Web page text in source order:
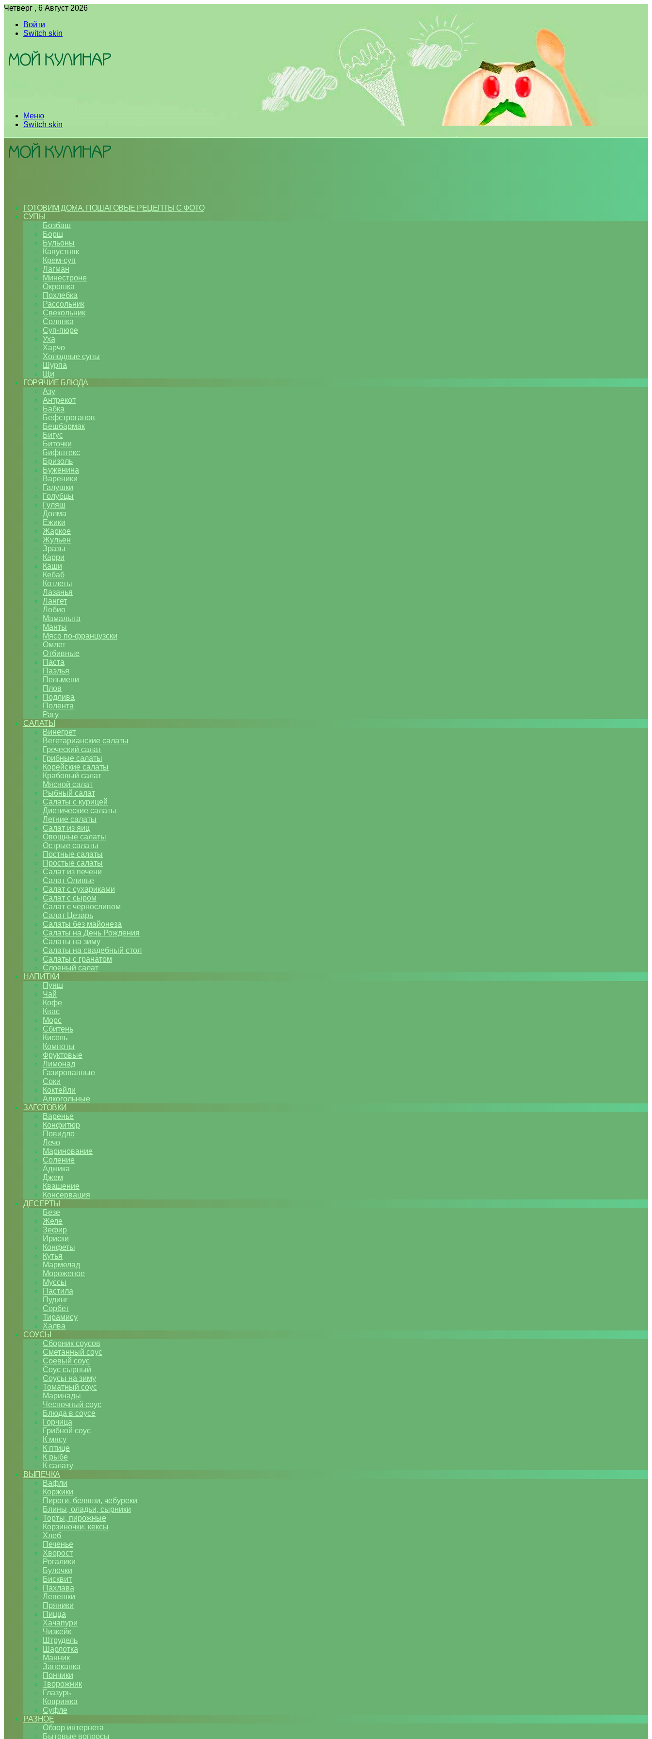
Четверг , 6 Август 2026
Войти
Switch skin
Меню
Switch skin
ГОТОВИМ ДОМА. ПОШАГОВЫЕ РЕЦЕПТЫ С ФОТО
СУПЫ
Бозбаш
Борщ
Бульоны
Капустняк
Крем-суп
Лагман
Минестроне
Окрошка
Похлебка
Рассольник
Свекольник
Солянка
Суп-пюре
Уха
Харчо
Холодные супы
Шурпа
Щи
ГОРЯЧИЕ БЛЮДА
Азу
Антрекот
Бабка
Бефстроганов
Бешбармак
Бигус
Биточки
Бифштекс
Бризоль
Буженина
Вареники
Галушки
Голубцы
Гуляш
Долма
Ежики
Жаркое
Жульен
Зразы
Карри
Каши
Кебаб
Котлеты
Лазанья
Лангет
Лобио
Мамалыга
Манты
Мясо по-французски
Омлет
Отбивные
Паста
Паэлья
Пельмени
Плов
Подлива
Полента
Рагу
САЛАТЫ
Винегрет
Вегетарианские салаты
Греческий салат
Грибные салаты
Корейские салаты
Крабовый салат
Мясной салат
Рыбный салат
Салаты с курицей
Диетические салаты
Летние салаты
Салат из яиц
Овощные салаты
Острые салаты
Постные салаты
Простые салаты
Салат из печени
Салат Оливье
Салат с сухариками
Салат с сыром
Салат с черносливом
Салат Цезарь
Салаты без майонеза
Салаты на День Рождения
Салаты на зиму
Салаты на свадебный стол
Салаты с гранатом
Слоеный салат
НАПИТКИ
Пунш
Чай
Кофе
Квас
Морс
Сбитень
Кисель
Компоты
Фруктовые
Лимонад
Газированные
Соки
Коктейли
Алкогольные
ЗАГОТОВКИ
Варенье
Конфитюр
Повидло
Лечо
Маринование
Соление
Аджика
Джем
Квашение
Консервация
ДЕСЕРТЫ
Безе
Желе
Зефир
Ириски
Конфеты
Кутья
Мармелад
Мороженое
Муссы
Пастила
Пудинг
Сорбет
Тирамису
Халва
СОУСЫ
Сборник соусов
Сметанный соус
Соевый соус
Соус сырный
Соусы на зиму
Томатный соус
Маринады
Чесночный соус
Блюда в соусе
Горчица
Грибной соус
К мясу
К птице
К рыбе
К салату
ВЫПЕЧКА
Вафли
Коржики
Пироги, беляши, чебуреки
Блины, оладьи, сырники
Торты, пирожные
Корзиночки, кексы
Хлеб
Печенье
Хворост
Рогалики
Булочки
Бисквит
Пахлава
Лепешки
Пряники
Пицца
Хачапури
Чизкейк
Штрудель
Шарлотка
Манник
Запеканка
Пончики
Творожник
Глазурь
Коврижка
Суфле
РАЗНОЕ
Обзор интернета
Бытовые вопросы